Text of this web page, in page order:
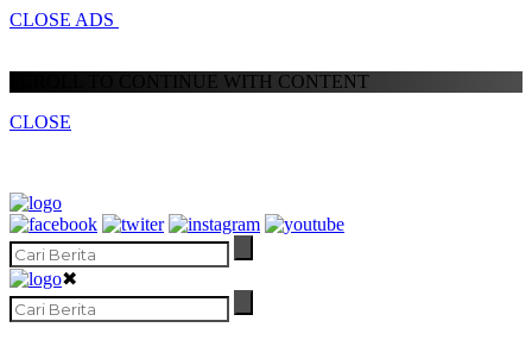
CLOSE ADS
SCROLL TO CONTINUE WITH CONTENT
CLOSE
✖